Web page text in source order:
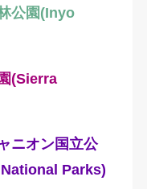
公園(Inyo
(Sierra
ニオン国立公
Parks)